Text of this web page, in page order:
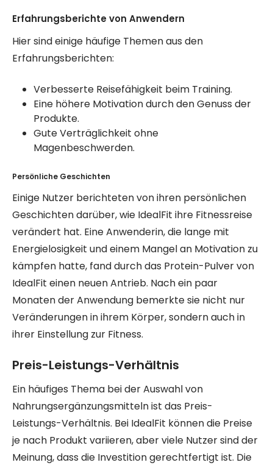
Erfahrungsberichte von Anwendern
Hier sind einige häufige Themen aus den
Erfahrungsberichten:
Verbesserte Reisefähigkeit beim Training.
Eine höhere Motivation durch den Genuss der
Produkte.
Gute Verträglichkeit ohne
Magenbeschwerden.
Persönliche Geschichten
Einige Nutzer berichteten von ihren persönlichen
Geschichten darüber, wie IdealFit ihre Fitnessreise
verändert hat. Eine Anwenderin, die lange mit
Energielosigkeit und einem Mangel an Motivation zu
kämpfen hatte, fand durch das Protein-Pulver von
IdealFit einen neuen Antrieb. Nach ein paar
Monaten der Anwendung bemerkte sie nicht nur
Veränderungen in ihrem Körper, sondern auch in
ihrer Einstellung zur Fitness.
Preis-Leistungs-Verhältnis
Ein häufiges Thema bei der Auswahl von
Nahrungsergänzungsmitteln ist das Preis-
Leistungs-Verhältnis. Bei IdealFit können die Preise
je nach Produkt variieren, aber viele Nutzer sind der
Meinung, dass die Investition gerechtfertigt ist. Die